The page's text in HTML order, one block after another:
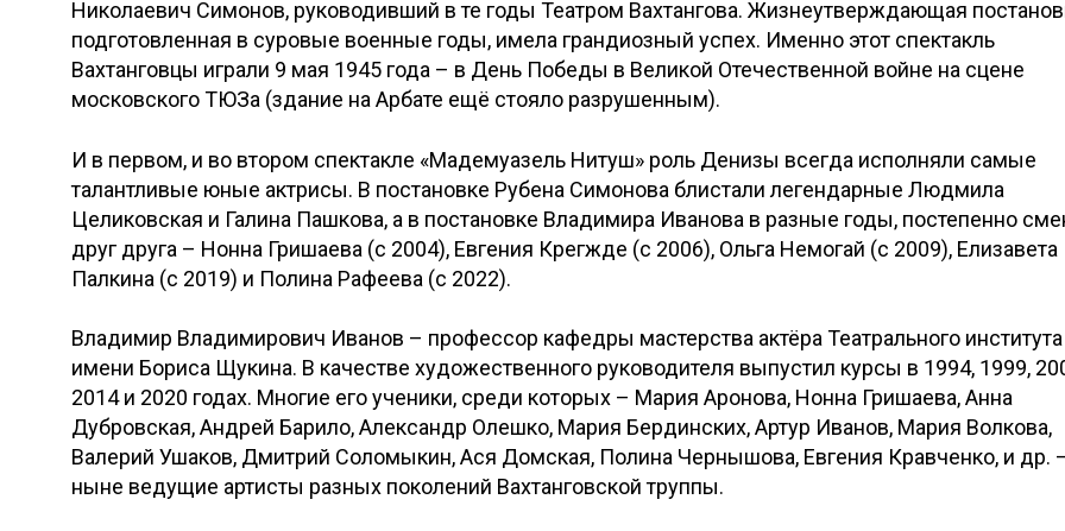
Николаевич Симонов, руководивший в те годы Театром Вахтангова. Жизнеутверждающая
подготовленная в суровые военные годы, имела грандиозный успех. Именно этот спектакль
Вахтанговцы играли 9 мая 1945 года – в День Победы в Великой Отечественной войне на сцене
московского ТЮЗа (здание на Арбате ещё стояло разрушенным).
И в первом, и во втором спектакле «Мадемуазель Нитуш» роль Денизы всегда исполняли самые
талантливые юные актрисы. В постановке Рубена Симонова блистали легендарные Людмила
Целиковская и Галина Пашкова, а в постановке Владимира Иванова в разные годы, постепенно
друг друга – Нонна Гришаева (с 2004), Евгения Крегжде (с 2006), Ольга Немогай (с 2009), Елизавета
Палкина (с 2019) и Полина Рафеева (с 2022).
Владимир Владимирович Иванов – профессор кафедры мастерства актёра Театрального института
имени Бориса Щукина. В качестве художественного руководителя выпустил курсы в 1994, 1999,
2014 и 2020 годах. Многие его ученики, среди которых – Мария Аронова, Нонна Гришаева, Анна
Дубровская, Андрей Барило, Александр Олешко, Мария Бердинских, Артур Иванов, Мария Волкова,
Валерий Ушаков, Дмитрий Соломыкин, Ася Домская, Полина Чернышова, Евгения Кравченко, и др.
ныне ведущие артисты разных поколений Вахтанговской труппы.